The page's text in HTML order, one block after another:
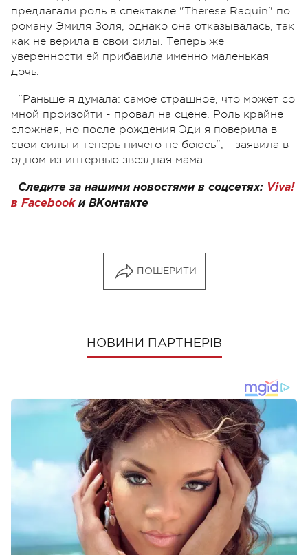
предлагали роль в спектакле "Therese Raquin" по
роману Эмиля Золя, однако она отказывалась, так
как не верила в свои силы. Теперь же
уверенности ей прибавила именно маленькая
дочь.
"Раньше я думала: самое страшное, что может со
мной произойти - провал на сцене. Роль крайне
сложная, но после рождения Эди я поверила в
свои силы и теперь ничего не боюсь", - заявила в
одном из интервью звездная мама.
Следите за нашими новостями в соцсетях: Viva!
в Facebookи ВКонтакте
ПОШЕРИТИ
НОВИНИ ПАРТНЕРІВ